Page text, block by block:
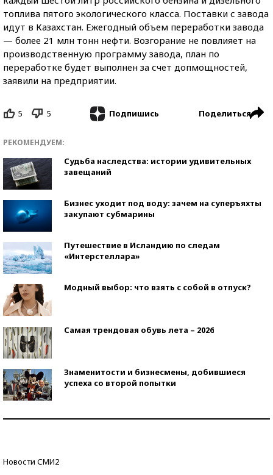
топлива пятого экологического класса. Поставки с завода
идут в Казахстан. Ежегодный объем переработки завода
— более 21 млн тонн нефти. Возгорание не повлияет на
производственную программу завода, план по
переработке будет выполнен за счет допмощностей,
заявили на предприятии.
5 5 Подпишись Поделиться
РЕКОМЕНДУЕМ:
Судьба наследства: истории удивительных
завещаний
Бизнес уходит под воду: зачем на суперъяхты
закупают субмарины
Путешествие в Исландию по следам
«Интерстеллара»
Модный выбор: что взять с собой в отпуск?
Самая трендовая обувь лета – 2026
Знаменитости и бизнесмены, добившиеся
успеха со второй попытки
Новости СМИ2